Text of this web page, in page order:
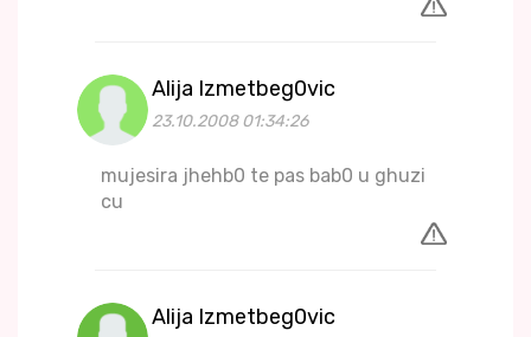
Alija Izmetbeg0vic
23.10.2008 01:34:26
mujesira jhehb0 te pas bab0 u ghuzi
cu
Alija Izmetbeg0vic